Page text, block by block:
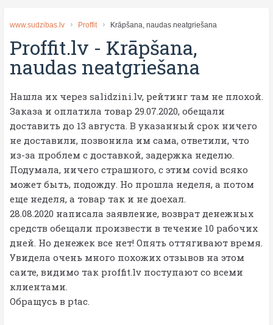
www.sudzibas.lv Proffit Krāpšana, naudas neatgriešana
Proffit.lv - Krāpšana,
naudas neatgriešana
Нашла их через salidzini.lv, рейтинг там не плохой.
Заказа и оплатила товар 29.07.2020, обещали
доставить до 13 августа. В указанный срок ничего
не доставили, позвонила им сама, ответили, что
из-за проблем с доставкой, задержка неделю.
Подумала, ничего страшного, с этим covid всяко
может быть, подожду. Но прошла неделя, а потом
еще неделя, а товар так и не доехал.
28.08.2020 написала заявление, возврат денежных
средств обещали произвести в течение 10 рабочих
дней. Но денежек все нет! Опять оттягивают время.
Увидела очень много похожих отзывов на этом
саите, видимо так proffit.lv поступают со всеми
клиентами.
Обращусь в ptac.